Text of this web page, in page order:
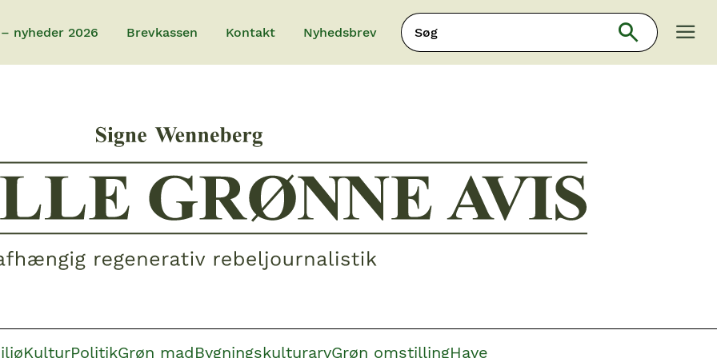
nyheder 2026 Brevkassen Kontakt Nyhedsbrev
Søg
KulturPolitikGrøn madBygningskulturarvGrøn omstillingHave